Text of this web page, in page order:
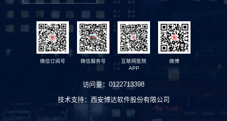
微信订阅号 微信服务号
互联网医院
APP
微博
访问量： 0122713398
技术支持： 西安博达软件股份有限公司